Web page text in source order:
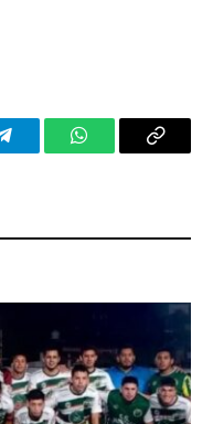
TelegramWhatsAppCopy